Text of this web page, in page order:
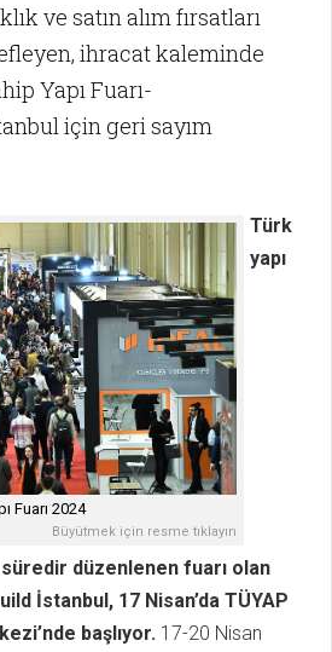
ve satın alım fırsatları
ihracat kaleminde
Yapı Fuarı-
için geri sayım
Fuarı 2024
Büyütmek için resme tıklayın
Türk
yapı
düzenlenen fuarı olan
İstanbul, 17 Nisan’da TÜYAP
başlıyor. 17-20 Nisan